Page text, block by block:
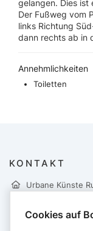
gelangen. Dies ist
Der Fußweg vom
links Richtung
dann rechts ab in
Annehmlichkeiten
Toiletten
KONTAKT
Urbane Künste
Gerard-Mortier-
44793 Bochum
Cookies auf